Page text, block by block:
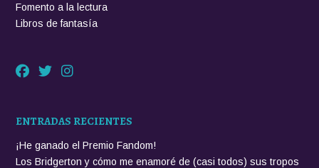
Fomento a la lectura
Libros de fantasía
ENTRADAS RECIENTES
¡He ganado el Premio Fandom!
Los Bridgerton y cómo me enamoré de (casi todos) sus tropos